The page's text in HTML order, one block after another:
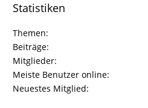
Statistiken
Themen
Beiträge
Mitglieder
Meiste Benutzer online
Neuestes Mitglied